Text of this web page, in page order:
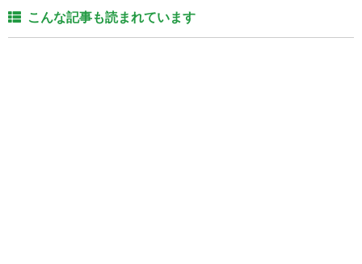
こんな記事も読まれています